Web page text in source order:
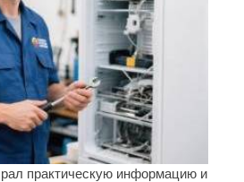
практическую информацию и